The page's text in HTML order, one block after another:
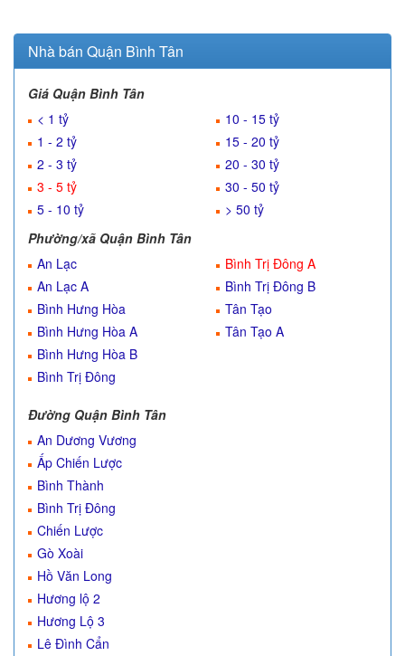
Nhà bán Quận Bình Tân
Giá Quận Bình Tân
< 1 tỷ
1 - 2 tỷ
2 - 3 tỷ
3 - 5 tỷ
5 - 10 tỷ
10 - 15 tỷ
15 - 20 tỷ
20 - 30 tỷ
30 - 50 tỷ
> 50 tỷ
Phường/xã Quận Bình Tân
An Lạc
An Lạc A
Bình Hưng Hòa
Bình Hưng Hòa A
Bình Hưng Hòa B
Bình Trị Đông
Bình Trị Đông A
Bình Trị Đông B
Tân Tạo
Tân Tạo A
Đường Quận Bình Tân
An Dương Vương
Ấp Chiến Lược
Bình Thành
Bình Trị Đông
Chiến Lược
Gò Xoài
Hồ Văn Long
Hương lộ 2
Hương Lộ 3
Lê Đình Cẩn